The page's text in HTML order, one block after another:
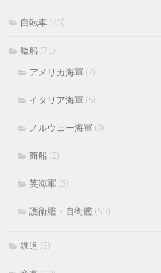
自転車 (23)
艦船 (71)
アメリカ海軍 (7)
イタリア海軍 (5)
ノルウェー海軍 (3)
商船 (2)
英海軍 (5)
護衛艦・自衛艦 (53)
鉄道 (3)